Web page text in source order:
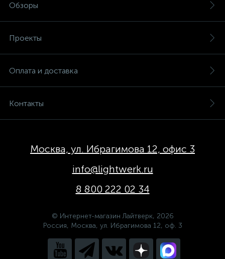
Обзоры
Проекты
Оплата и доставка
Контакты
Москва, ул. Ибрагимова 12, офис 3
info@lightwerk.ru
8 800 222 02 34
© Интернет-магазин Лайтверк, 2026
Россия, Москва, ул. Ибрагимова 12, оф. 3